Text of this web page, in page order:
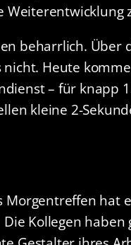
beharrlich. Über
Heute
– für knapp
kleine 2-
hat
Kollegen haben